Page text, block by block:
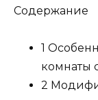
Содержание
1
комнаты
2